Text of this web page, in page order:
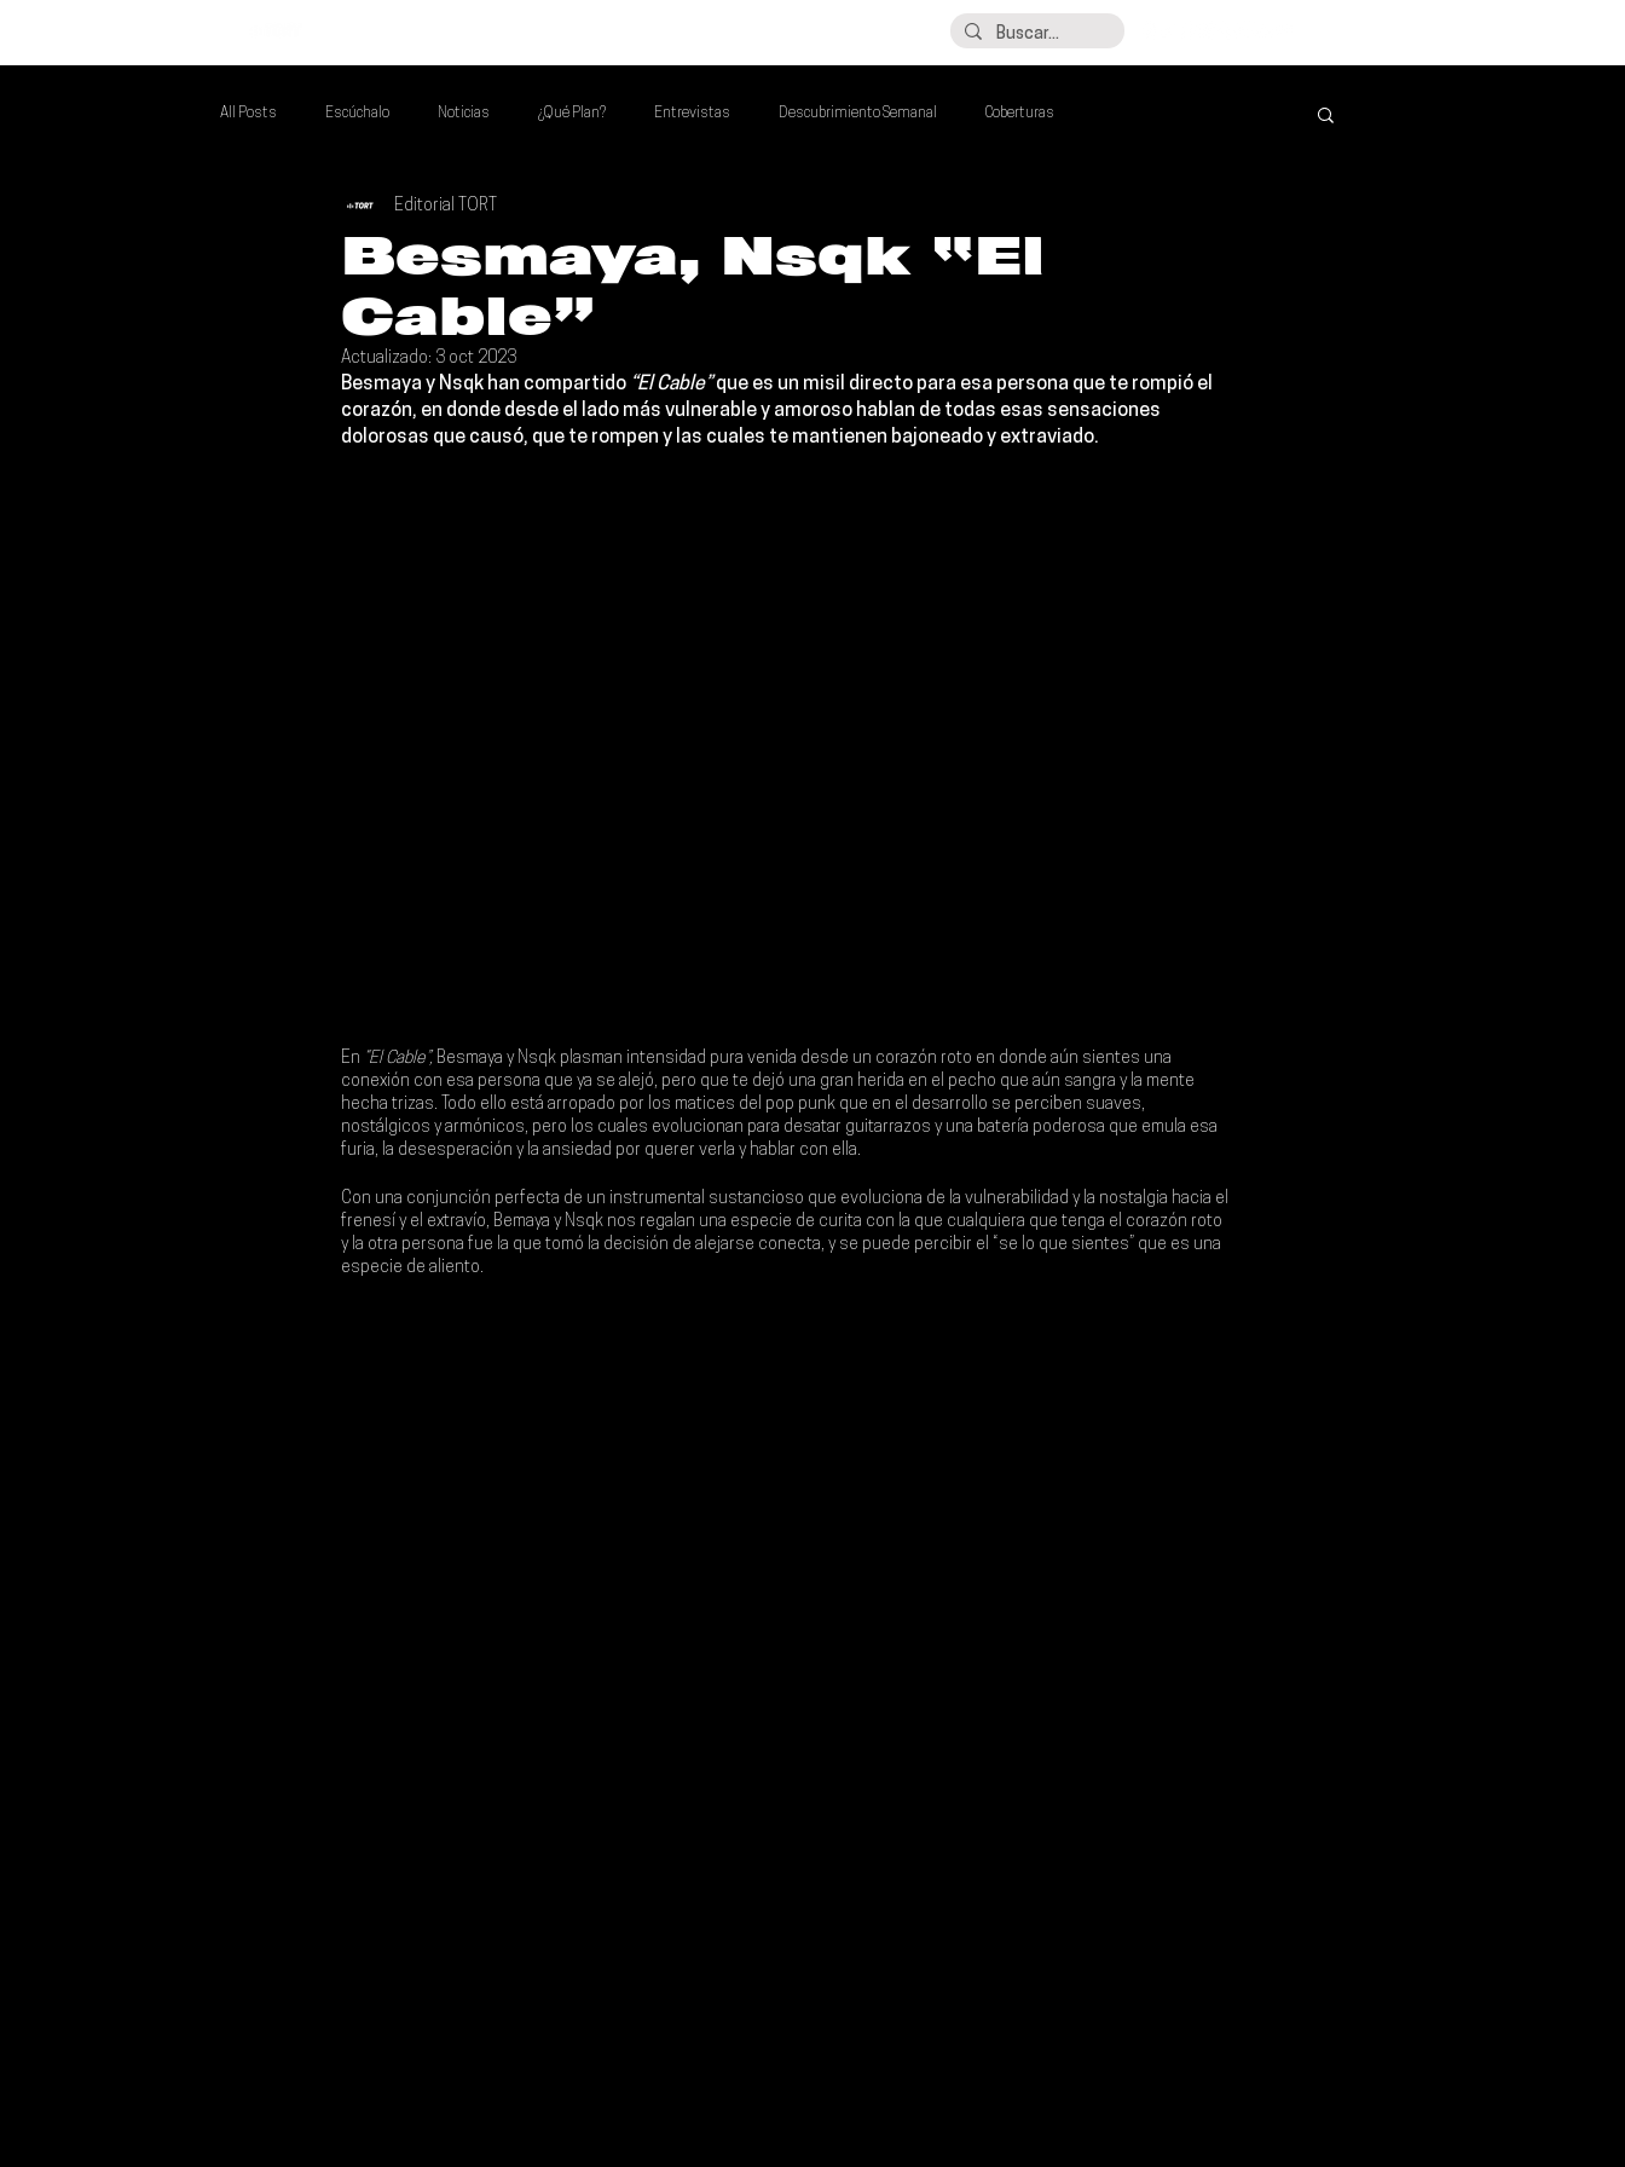
All Posts Escúchalo Noticias ¿Qué Plan? Entrevistas Descubrimiento Semanal Coberturas
Si Te Gusta... Te Recomendamos A...
Poder Latino Que Descubrir Mejores de la Semana
Besmaya, Nsqk “El
Cable”
Editorial TORT
Actualizado: 3 oct 2023
Besmaya y Nsqk han compartido “El Cable” que es un misil directo para esa persona que te rompió el
corazón, en donde desde el lado más vulnerable y amoroso hablan de todas esas sensaciones
dolorosas que causó, que te rompen y las cuales te mantienen bajoneado y extraviado.
En “El Cable”, Besmaya y Nsqk plasman intensidad pura venida desde un corazón roto en donde aún sientes una
conexión con esa persona que ya se alejó, pero que te dejó una gran herida en el pecho que aún sangra y la mente
hecha trizas. Todo ello está arropado por los matices del pop punk que en el desarrollo se perciben suaves,
nostálgicos y armónicos, pero los cuales evolucionan para desatar guitarrazos y una batería poderosa que emula esa
furia, la desesperación y la ansiedad por querer verla y hablar con ella.
Con una conjunción perfecta de un instrumental sustancioso que evoluciona de la vulnerabilidad y la nostalgia hacia el
frenesí y el extravío, Bemaya y Nsqk nos regalan una especie de curita con la que cualquiera que tenga el corazón roto
y la otra persona fue la que tomó la decisión de alejarse conecta, y se puede percibir el “se lo que sientes” que es una
especie de aliento.